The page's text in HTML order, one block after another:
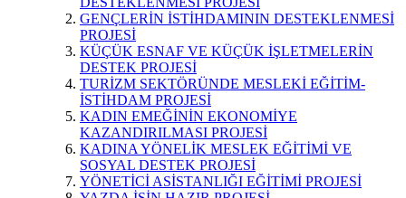
GENÇLERİN İSTİHDAMININ DESTEKLENMESİ
PROJESİ
KÜÇÜK ESNAF VE KÜÇÜK İŞLETMELERİN
DESTEK PROJESİ
TURİZM SEKTÖRÜNDE MESLEKİ EĞİTİM-
İSTİHDAM PROJESİ
KADIN EMEĞİNİN EKONOMİYE
KAZANDIRILMASI PROJESİ
KADINA YÖNELİK MESLEK EĞİTİMİ VE
SOSYAL DESTEK PROJESİ
YÖNETİCİ ASİSTANLIĞI EĞİTİMİ PROJESİ